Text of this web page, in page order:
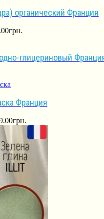
органический Франция
грн.
глицериновый
Франция
грн.